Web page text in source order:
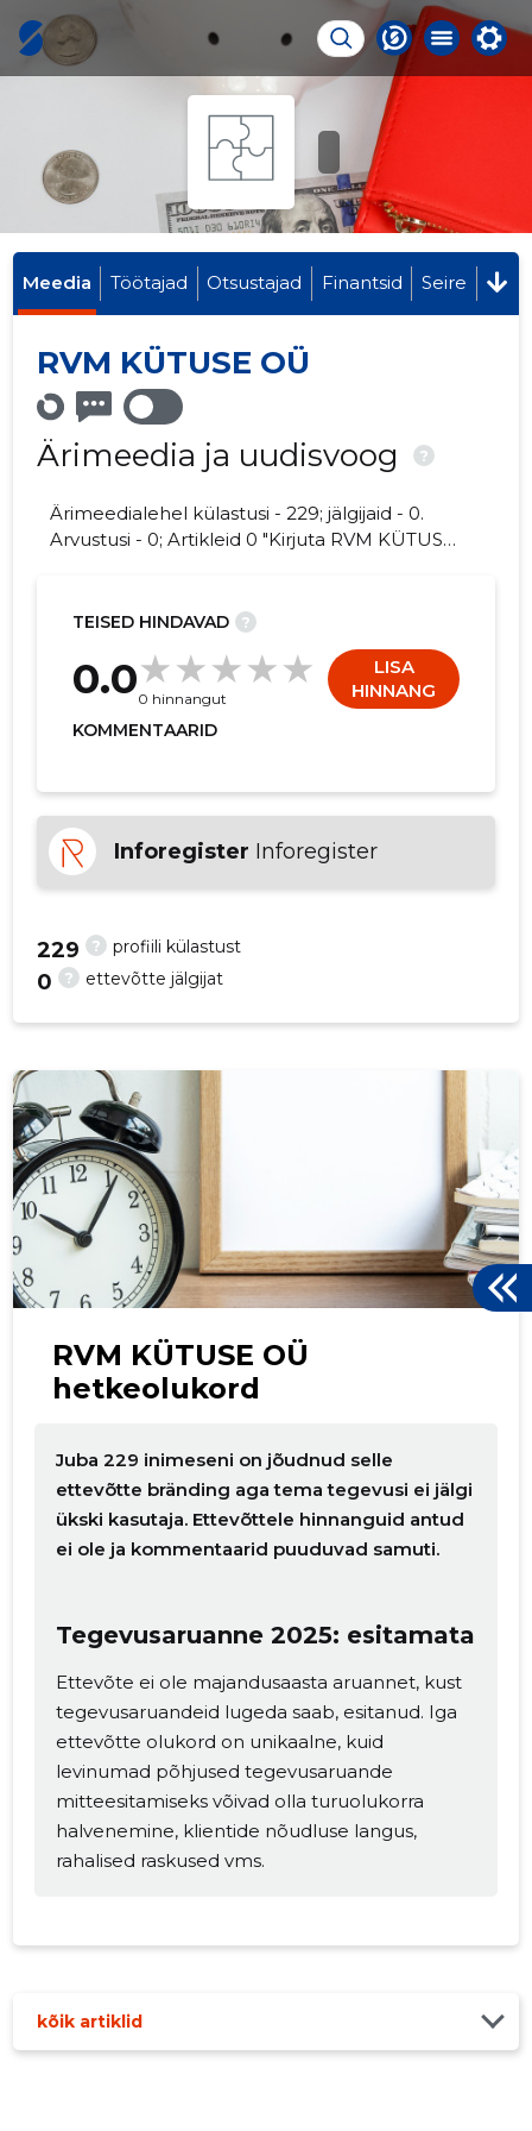
Meedia Töötajad Otsustajad Finantsid Seire
RVM KÜTUSE OÜ
Ärimeedia ja uudisvoog ?
Ärimeedialehel külastusi - 229; jälgijaid - 0.
Arvustusi - 0; Artikleid 0 "Kirjuta RVM KÜTUSE
TEISED HINDAVAD ?
0.00 hinnangut
LISA
HINNANG
KOMMENTAARID
Inforegister Inforegister
? profiili külastust
229
? ettevõtte jälgijat
0
RVM KÜTUSE OÜ
hetkeolukord
Juba 229 inimeseni on jõudnud selle
ettevõtte bränding aga tema tegevusi ei jälgi
ükski kasutaja. Ettevõttele hinnanguid antud
ei ole ja kommentaarid puuduvad samuti.
Tegevusaruanne 2025: esitamata
Ettevõte ei ole majandusaasta aruannet, kust
tegevusaruandeid lugeda saab, esitanud. Iga
ettevõtte olukord on unikaalne, kuid
levinumad põhjused tegevusaruande
mitteesitamiseks võivad olla turuolukorra
halvenemine, klientide nõudluse langus,
rahalised raskused vms.
kõik artiklid
kirjeldust